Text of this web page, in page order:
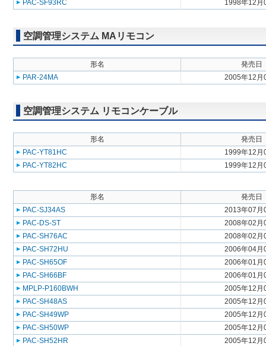
PAC-SF93RC 1998年12月
空調管理システム MAリモコン
形名
発売日
PAR-24MA
2005年12月
空調管理システム リモコンケーブル
形名
発売日
PAC-YT81HC
1999年12月
PAC-YT82HC
1999年12月
形名
発売日
PAC-SJ34AS
2013年07月
PAC-DS-ST
2008年02月
PAC-SH76AC
2008年02月
PAC-SH72HU
2006年04月
PAC-SH65OF
2006年01月
PAC-SH66BF
2006年01月
MPLP-P160BWH
2005年12月
PAC-SH48AS
2005年12月
PAC-SH49WP
2005年12月
PAC-SH50WP
2005年12月
PAC-SH52HR
2005年12月